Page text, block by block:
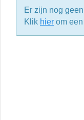
Er zijn nog
Klik hier om